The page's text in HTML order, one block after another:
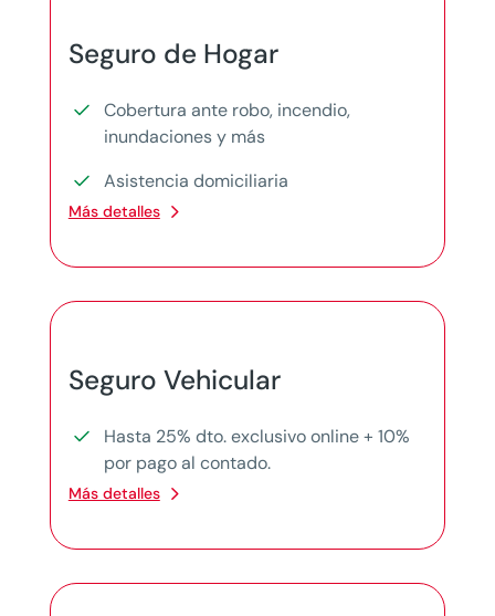
Seguro de Hogar
Cobertura ante robo, incendio,
inundaciones y más
Asistencia domiciliaria
Más detalles
Seguro Vehicular
Hasta 25% dto. exclusivo online + 10%
por pago al contado.
Más detalles